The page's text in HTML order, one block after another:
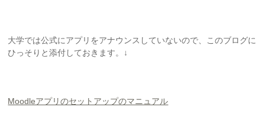
大学では公式にアプリをアナウンスしていないので、このブログに
ひっそりと添付しておきます。↓
Moodleアプリのセットアップのマニュアル